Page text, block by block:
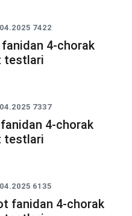
7422
fanidan 4-chorak
testlari
7337
4-chorak
testlari
6135
fanidan 4-chorak